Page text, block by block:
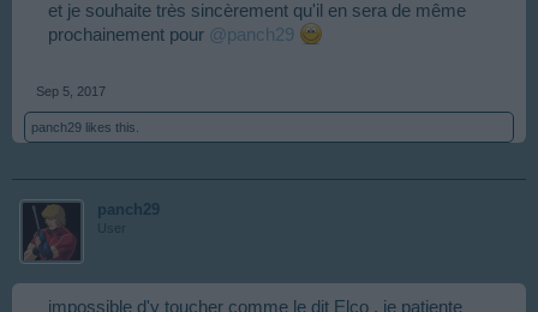
et je souhaite très sincèrement qu'il en sera de même
prochainement pour @panch29
Sep 5, 2017
panch29 likes this.
panch29
User
impossible d'y toucher comme le dit Elco . je patiente